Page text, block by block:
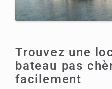
Trouvez une
bateau pas
facilement